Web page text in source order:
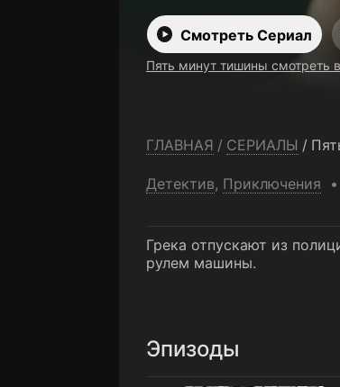
Смотреть Сериал
Пять минут тишины смотреть
ГЛАВНАЯ / СЕРИАЛЫ /
Детектив, Приключения
Грека отпускают из
рулем машины.
Эпизоды